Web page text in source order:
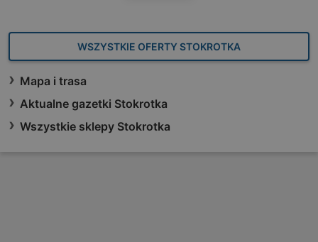
WSZYSTKIE OFERTY STOKROTKA
Mapa i trasa
Aktualne gazetki Stokrotka
Wszystkie sklepy Stokrotka